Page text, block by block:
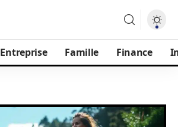
Entreprise Famille Finance